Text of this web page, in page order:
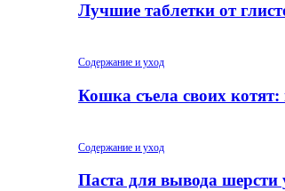
Лучшие таблетки от
Содержание и уход
Кошка съела своих
Содержание и уход
Паста для вывода